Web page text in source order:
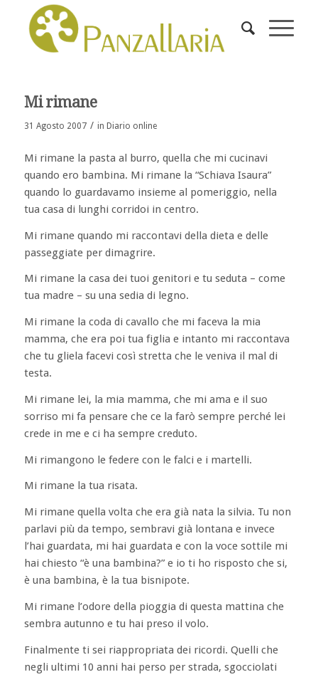
Mi rimane
31 Agosto 2007 / in Diario online
Mi rimane la pasta al burro, quella che mi cucinavi
quando ero bambina. Mi rimane la “Schiava Isaura”
quando lo guardavamo insieme al pomeriggio, nella
tua casa di lunghi corridoi in centro.
Mi rimane quando mi raccontavi della dieta e delle
passeggiate per dimagrire.
Mi rimane la casa dei tuoi genitori e tu seduta – come
tua madre – su una sedia di legno.
Mi rimane la coda di cavallo che mi faceva la mia
mamma, che era poi tua figlia e intanto mi raccontava
che tu gliela facevi così stretta che le veniva il mal di
testa.
Mi rimane lei, la mia mamma, che mi ama e il suo
sorriso mi fa pensare che ce la farò sempre perché lei
crede in me e ci ha sempre creduto.
Mi rimangono le federe con le falci e i martelli.
Mi rimane la tua risata.
Mi rimane quella volta che era già nata la silvia. Tu non
parlavi più da tempo, sembravi già lontana e invece
l’hai guardata, mi hai guardata e con la voce sottile mi
hai chiesto “è una bambina?” e io ti ho risposto che si,
è una bambina, è la tua bisnipote.
Mi rimane l’odore della pioggia di questa mattina che
sembra autunno e tu hai preso il volo.
Finalmente ti sei riappropriata dei ricordi. Quelli che
negli ultimi 10 anni hai perso per strada, sgocciolati